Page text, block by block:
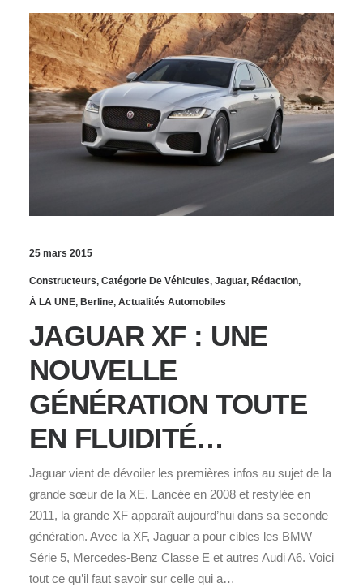
25 mars 2015
Constructeurs, Catégorie De Véhicules, Jaguar, Rédaction,
À LA UNE, Berline, Actualités Automobiles
JAGUAR XF : UNE
NOUVELLE
GÉNÉRATION TOUTE
EN FLUIDITÉ…
Jaguar vient de dévoiler les premières infos au sujet de la
grande sœur de la XE. Lancée en 2008 et restylée en
2011, la grande XF apparaît aujourd’hui dans sa seconde
génération. Avec la XF, Jaguar a pour cibles les BMW
Série 5, Mercedes-Benz Classe E et autres Audi A6. Voici
tout ce qu’il faut savoir sur celle qui a…